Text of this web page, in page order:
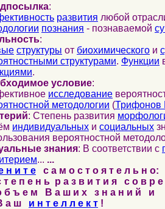
:
развития любой
познания - познаваемой
:
структуры от биохимического и
структурами. Функции
.
условие:
исследование
методологии (Трифонов
: Степень развития
индивидуальных и социальных
вероятностной
знания: В соответствии с
... ...
н и т е с а м о с т о я т е л ь н о:
е п е н ь р а з в и т и я с о в р
ъ е м В а ш и х з н а н и й и
а ш и н т е л л е к т !